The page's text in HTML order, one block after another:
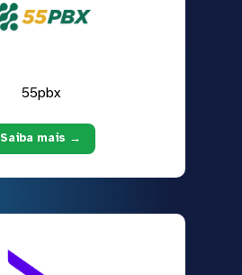
55pbx
Saiba mais →